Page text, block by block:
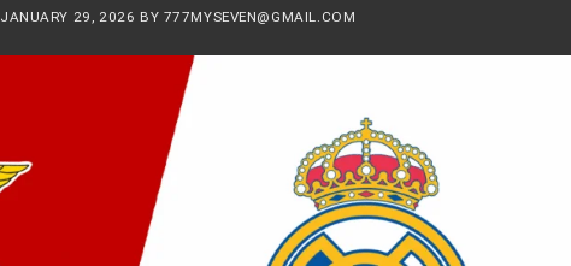
JANUARY 29, 2026 BY 777MYSEVEN@GMAIL.COM